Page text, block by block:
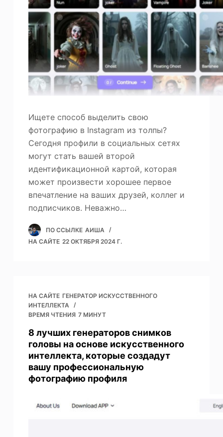
Ищете способ выделить свою
фотографию в Instagram из толпы?
Сегодня профили в социальных сетях
могут стать вашей второй
идентификационной картой, которая
может произвести хорошее первое
впечатление на ваших друзей, коллег и
подписчиков. Неважно…
ПО ССЫЛКЕ АИША
НА САЙТЕ 22 ОКТЯБРЯ 2024 Г.
НА САЙТЕ ГЕНЕРАТОР ИСКУССТВЕННОГО
ИНТЕЛЛЕКТА
ВРЕМЯ ЧТЕНИЯ 7 МИНУТ
8 лучших генераторов снимков
головы на основе искусственного
интеллекта, которые создадут
вашу профессиональную
фотографию профиля